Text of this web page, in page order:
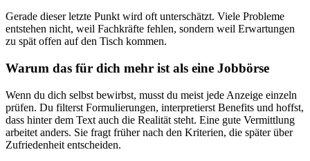
Gerade dieser letzte Punkt wird oft unterschätzt. Viele Probleme
entstehen nicht, weil Fachkräfte fehlen, sondern weil Erwartungen
zu spät offen auf den Tisch kommen.
Warum das für dich mehr ist als eine Jobbörse
Wenn du dich selbst bewirbst, musst du meist jede Anzeige einzeln
prüfen. Du filterst Formulierungen, interpretierst Benefits und hoffst,
dass hinter dem Text auch die Realität steht. Eine gute Vermittlung
arbeitet anders. Sie fragt früher nach den Kriterien, die später über
Zufriedenheit entscheiden.